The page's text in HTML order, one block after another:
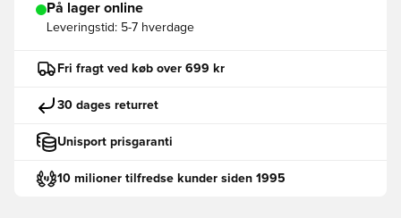
På lager online
Leveringstid: 5-7 hverdage
Fri fragt ved køb over 699 kr
30 dages returret
Unisport prisgaranti
10 milioner tilfredse kunder siden 1995